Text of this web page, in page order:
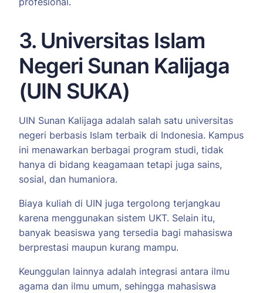
3. Universitas Islam
Negeri Sunan Kalijaga
(UIN SUKA)
UIN Sunan Kalijaga adalah salah satu universitas
negeri berbasis Islam terbaik di Indonesia. Kampus
ini menawarkan berbagai program studi, tidak
hanya di bidang keagamaan tetapi juga sains,
sosial, dan humaniora.
Biaya kuliah di UIN juga tergolong terjangkau
karena menggunakan sistem UKT. Selain itu,
banyak beasiswa yang tersedia bagi mahasiswa
berprestasi maupun kurang mampu.
Keunggulan lainnya adalah integrasi antara ilmu
agama dan ilmu umum, sehingga mahasiswa